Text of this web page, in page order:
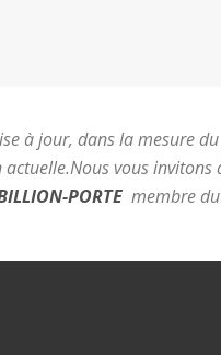
à jour, dans la mesure
Nous vous invitons
PORTE membre du